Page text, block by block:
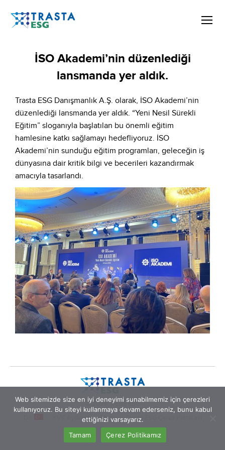
İSO Akademi’nin düzenlediği
lansmanda yer aldık.
Trasta ESG Danışmanlık A.Ş. olarak, İSO Akademi’nin
düzenlediği lansmanda yer aldık. “Yeni Nesil Sürekli
Eğitim” sloganıyla başlatılan bu önemli eğitim
hamlesine katkı sağlamayı hedefliyoruz. İSO
Akademi’nin sunduğu eğitim programları, geleceğin iş
dünyasına dair kritik bilgi ve becerileri kazandırmak
amacıyla tasarlandı.
© 2026 Trasta ESG
KVK Aydınlatma Metni Trasta ESG Çerez Politikası
Web sitemizde size en iyi deneyimi sunabilmemiz için çerezleri
kullanıyoruz. Bu siteyi kullanmaya devam ederseniz, bunu kabul
ettiğinizi varsayarız.
Tamam
Çerez Politikamız